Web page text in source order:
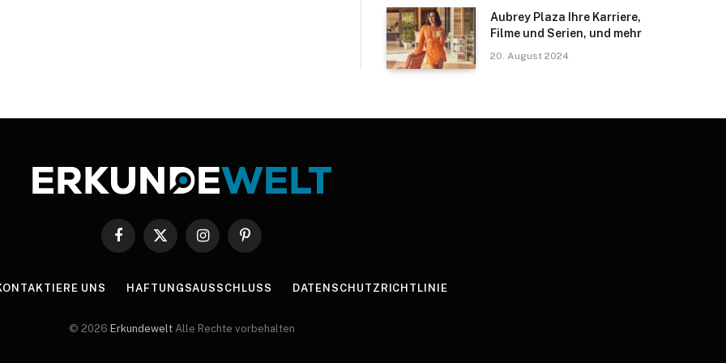
Aubrey Plaza Ihre Karriere,
Filme und Serien, und mehr
20. August 2024
Facebook
X
InstagramPinterest
UNS HAFTUNGSAUSSCHLUSS DATENSCHUTZRICHTLINIE
© 2026 Erkundewelt Alle Rechte vorbehalten